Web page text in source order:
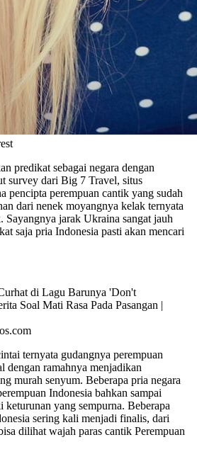
predikat sebagai negara dengan
survey dari Big 7 Travel, situs
pencipta perempuan cantik yang sudah
dari nenek moyangnya kelak ternyata
Sayangnya jarak Ukraina sangat jauh
saja pria Indonesia pasti akan mencari
ternyata gudangnya perempuan
dengan ramahnya menjadikan
murah senyum. Beberapa pria negara
Indonesia bahkan sampai
yang sempurna. Beberapa
sering kali menjadi finalis, dari
dilihat wajah paras cantik Perempuan